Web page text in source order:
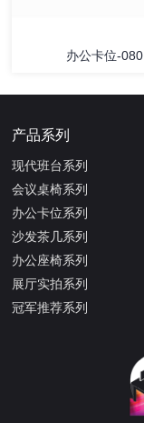
办公卡位-080
产品系列
现代班台系列
会议桌椅系列
办公卡位系列
沙发茶几系列
办公座椅系列
展厅实拍系列
冠军推荐系列